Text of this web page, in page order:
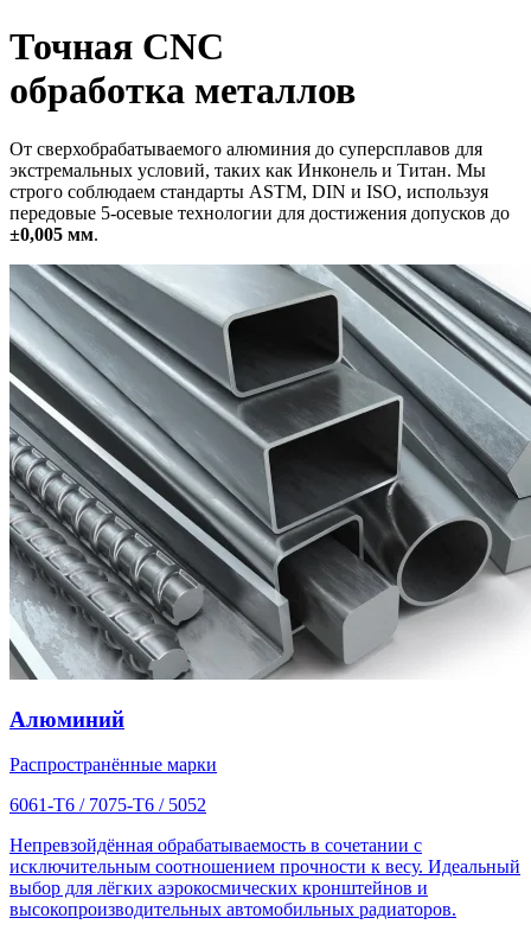
Точная CNC
обработка металлов
От сверхобрабатываемого алюминия до суперсплавов для
экстремальных условий, таких как Инконель и Титан. Мы
строго соблюдаем стандарты ASTM, DIN и ISO, используя
передовые 5-осевые технологии для достижения допусков до
±0,005 мм.
Алюминий
Распространённые марки
6061-T6 / 7075-T6 / 5052
Непревзойдённая обрабатываемость в сочетании с
исключительным соотношением прочности к весу. Идеальный
выбор для лёгких аэрокосмических кронштейнов и
высокопроизводительных автомобильных радиаторов.